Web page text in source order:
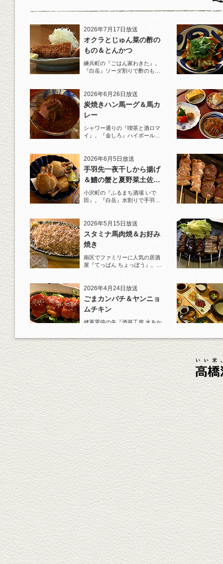
2026年7月17日放送
オクラとじゅん菜の酢の
もの＆とんかつ
練兵町の『ごはん家わきた』。
『白岳』ソーダ割りで酢のもの
2026年6月26日放送
炭焼きハン馬ーグ＆馬カ
レー
シャワー通りの『喫茶と酒ロマ
イ』。『金しろ』ハイボールで
2026年6月5日放送
手羽先一夜干しから揚げ
＆鱧の蟹と夏野菜土佐酢
ジュレがけ
小沢町の『ふるまち酒場 いで
田』。『白岳』水割りで手羽先
2026年5月15日放送
スタミナ馬肉焼＆お好み
焼き
南区でファミリーに人気の居酒
屋『てっぱん ちょっぽう』。王
2026年4月24日放送
ごまカンパチ＆ヤンニョ
ムチキン
健軍電停の先『酒菜工房 水あか
杯！まずは『ごまカンパチ』を
肴に。
2026年4月3日放送
元祖 鶏焼売＆牛テールの
土鍋めし
健軍電停そば『湯気立つ料理』
が名物の『yuge(ゆげ)』へ。
『白岳』を使った『旨み緑茶
割』で乾杯！
2026年3月13日放送
焼鳥おまかせ８本
健軍自衛隊通り『焼鳥 菖蒲谷』
で最高級の焼鳥を味わう。『銀
しろ...
2026年2月20日放送
1000円で飲めますｾｯﾄ＆
至福のﾊﾑｶﾂ など
東区の健軍電停のそば『居酒屋
食堂いしばしさん家』は、賑や
かでお...
2026年1月30日放送
焼き餃子＆海老チリ